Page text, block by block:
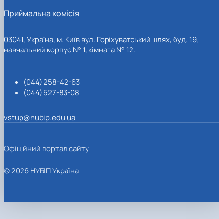
Приймальна комісія
03041, Україна, м. Київ вул. Горіхуватський шлях, буд. 19,
навчальний корпус № 1, кімната № 12.
(044) 258-42-63
(044) 527-83-08
vstup@nubip.edu.ua
Офіційний портал сайту
© 2026 НУБІП Україна